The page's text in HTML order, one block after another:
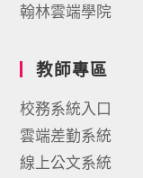
翰林雲端學院
教師專區
校務系統入口
雲端差勤系統
線上公文系統